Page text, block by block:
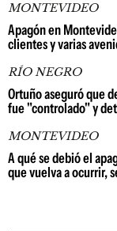
MONTEVIDEO
Apagón en
clientes y varias
RÍO NEGRO
Ortuño aseguró que
fue "controlado" y
MONTEVIDEO
A qué se debió el
que vuelva a ocurrir,